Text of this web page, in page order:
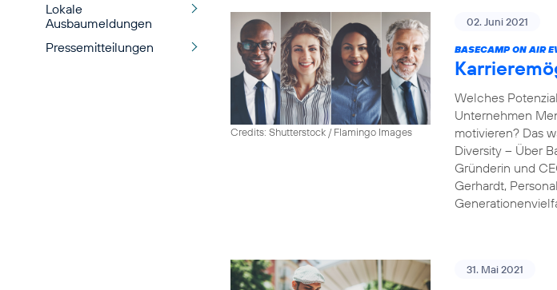
Lokale
Ausbaumeldungen
Pressemitteilungen
Credits: Shutterstock / Flamingo Images
02. Juni 2021
BASECAMP ON AIR
Welches
Unternehmen
motivieren? Das
Diversity – Über
Gründerin und
Gerhardt,
31. Mai 2021